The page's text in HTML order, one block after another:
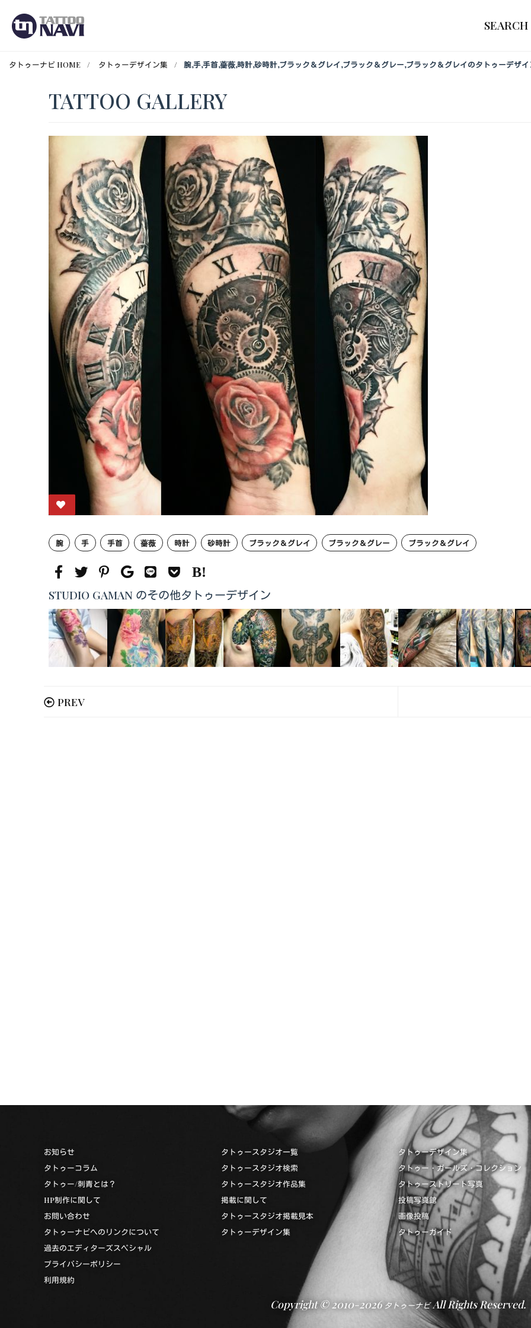
SEARCH
タトゥーナビ HOME タトゥーデザイン集 腕,手,手首,薔薇,時計,砂時計,ブラック＆グレイ,ブラック＆グレー,ブラック＆グレイのタトゥーデザイ
TATTOO GALLERY
腕 手 手首 薔薇 時計 砂時計 ブラック＆グレイ ブラック＆グレー ブラック＆グレイ
STUDIO GAMAN のその他タトゥーデザイン
PREV
お知らせ
タトゥーコラム
タトゥー/刺青とは？
HP制作に関して
お問い合わせ
タトゥーナビへのリンクについて
過去のエディターズスペシャル
プライバシーポリシー
利用規約
タトゥースタジオ一覧
タトゥースタジオ検索
タトゥースタジオ作品集
掲載に関して
タトゥースタジオ掲載見本
タトゥーデザイン集
タトゥーデザイン集
タトゥー・ガールズ・コレクション
タトゥーストリート写真
投稿写真館
画像投稿
タトゥーガイド
Copyright © 2010-2026タトゥーナビAll Rights Reserved.